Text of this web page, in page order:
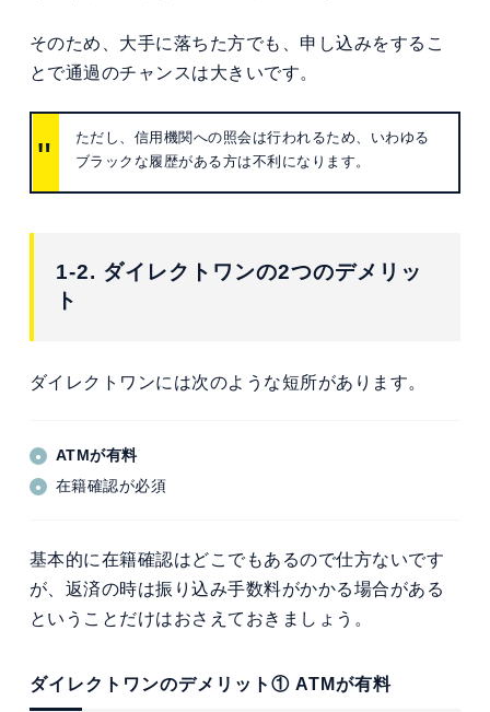
そのため、大手に落ちた方でも、申し込みをするこ
とで通過のチャンスは大きいです。
ただし、信用機関への照会は行われるため、いわゆる
ブラックな履歴がある方は不利になります。
1-2. ダイレクトワンの2つのデメリッ
ト
ダイレクトワンには次のような短所があります。
ATMが有料
在籍確認が必須
基本的に在籍確認はどこでもあるので仕方ないです
が、返済の時は振り込み手数料がかかる場合がある
ということだけはおさえておきましょう。
ダイレクトワンのデメリット① ATMが有料